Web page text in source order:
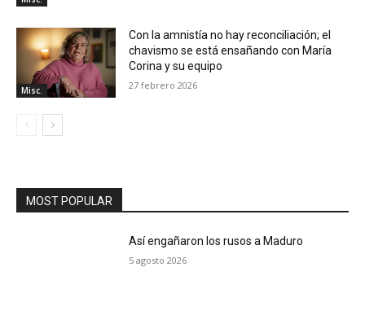
Misc.
Con la amnistía no hay reconciliación; el
chavismo se está ensañando con María
Corina y su equipo
27 febrero 2026
MOST POPULAR
Así engañaron los rusos a Maduro
5 agosto 2026